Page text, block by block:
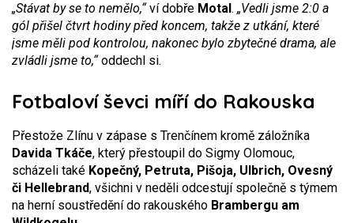
„Stávat by se to nemělo,“ví dobře Motal. „Vedli jsme 2:0 a
gól přišel čtvrt hodiny před koncem, takže z utkání, které
jsme měli pod kontrolou, nakonec bylo zbytečné drama, ale
zvládli jsme to,“oddechl si.
Fotbaloví ševci míří do Rakouska
Přestože Zlínu v zápase s Trenčínem kromě záložníka
Davida Tkáče, který přestoupil do Sigmy Olomouc,
scházeli také Kopečný, Petruta, Pišoja, Ulbrich, Ovesný
či Hellebrand, všichni v neděli odcestují společně s týmem
na herní soustředění do rakouského Brambergu am